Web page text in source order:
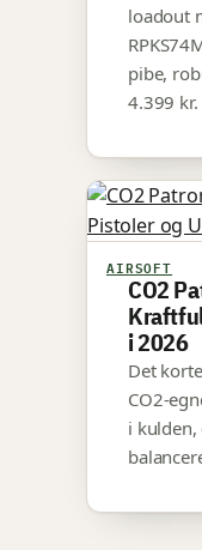
loadout
pibe,
4.399
AIRSOFT
CO2
i 2026
Det
CO2-
i kulden,